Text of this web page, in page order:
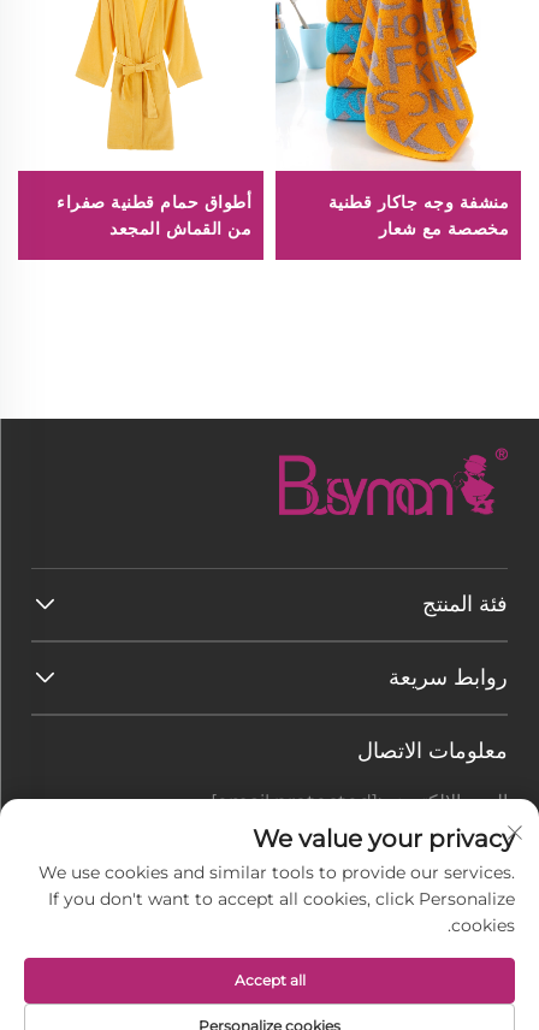
منشفة وجه جاكار قطنية
مخصصة مع شعار
أطواق حمام قطنية صفراء
من القماش المجعد
فئة المنتج
روابط سريعة
معلومات الاتصال
البريد الإلكتروني:[email protected]
هاتف:+86-177 7875 6567
Office add : رقم 128-8 طريق تاي هانغ شان، منطقة
حقوق النسخ محفوظة © شركة جيانغسو باسيمان للنسيج
We value your privacy
We use cookies and similar tools to provide our services.
If you don't want to accept all cookies, click Personalize
cookies.
Personalize cookies
Accept all